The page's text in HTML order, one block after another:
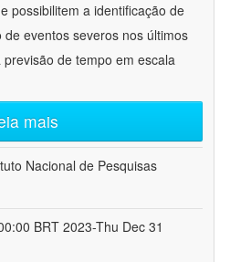
possibilitem a identificação de
eventos severos nos últimos
de tempo em escala
mais
Nacional de Pesquisas
BRT 2023-Thu Dec 31